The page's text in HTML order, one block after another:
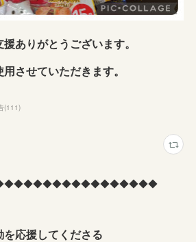
ありがとうございます。
させていただきます。
(111)
を応援してくださる